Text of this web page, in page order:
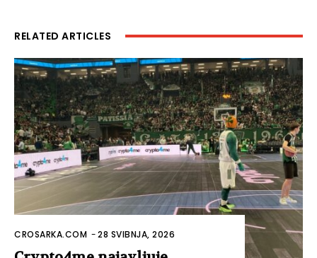
RELATED ARTICLES
CROSARKA.COM -28 SVIBNJA, 2026